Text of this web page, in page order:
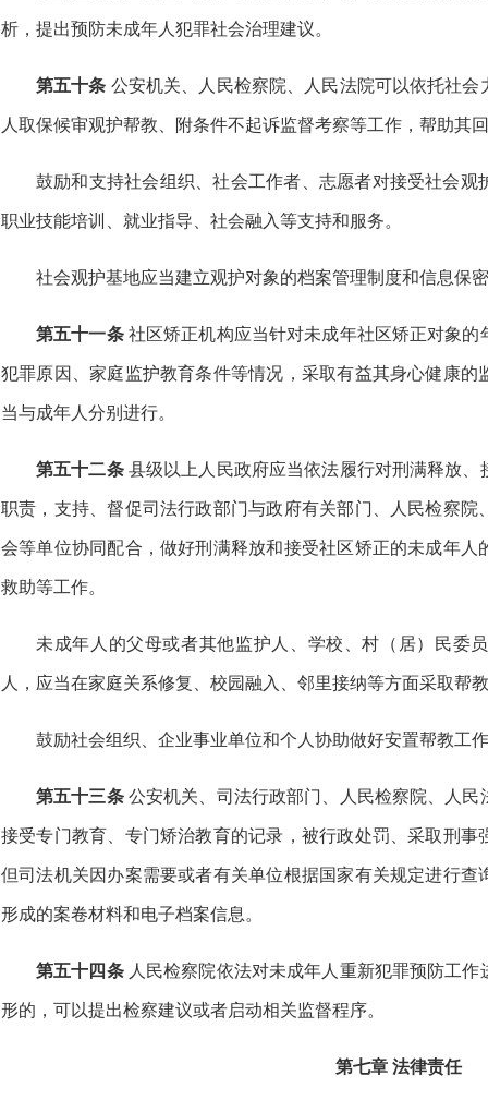
析，提出预防未成年人犯罪社会治理建议。
第五十条 公安机关、人民检察院、人民法院可以依托社
人取保候审观护帮教、附条件不起诉监督考察等工作，帮助其
鼓励和支持社会组织、社会工作者、志愿者对接受社会
职业技能培训、就业指导、社会融入等支持和服务。
社会观护基地应当建立观护对象的档案管理制度和信息保
第五十一条社区矫正机构应当针对未成年社区矫正对象
犯罪原因、家庭监护教育条件等情况，采取有益其身心健康
当与成年人分别进行。
第五十二条县级以上人民政府应当依法履行对刑满释放
职责，支持、督促司法行政部门与政府有关部门、人民检察
会等单位协同配合，做好刑满释放和接受社区矫正的未成年
救助等工作。
未成年人的父母或者其他监护人、学校、村（居）民委
人，应当在家庭关系修复、校园融入、邻里接纳等方面采取帮
鼓励社会组织、企业事业单位和个人协助做好安置帮教工
第五十三条公安机关、司法行政部门、人民检察院、人
接受专门教育、专门矫治教育的记录，被行政处罚、采取刑
但司法机关因办案需要或者有关单位根据国家有关规定进行
形成的案卷材料和电子档案信息。
第五十四条人民检察院依法对未成年人重新犯罪预防工
形的，可以提出检察建议或者启动相关监督程序。
第七章 法律责任